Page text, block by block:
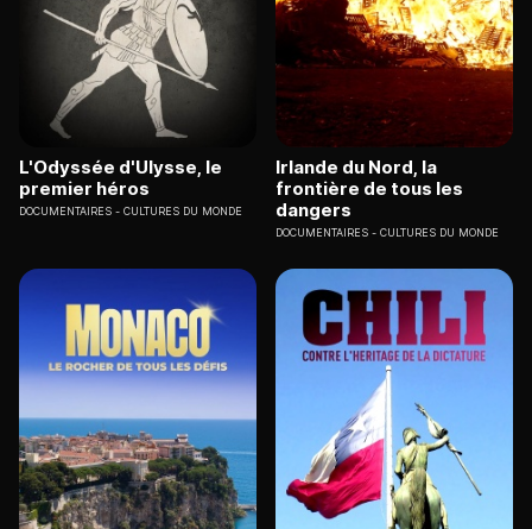
L'Odyssée d'Ulysse, le
premier héros
DOCUMENTAIRES CULTURES DU MONDE
Irlande du Nord, la
frontière de tous les
dangers
DOCUMENTAIRES CULTURES DU MONDE